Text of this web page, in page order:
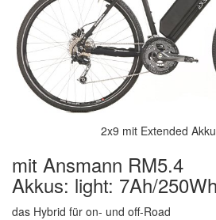
2x9 mit Extended
mit Ansmann RM5.4
Akkus: light: 7Ah/250Wh
das Hybrid für on- und off-Road